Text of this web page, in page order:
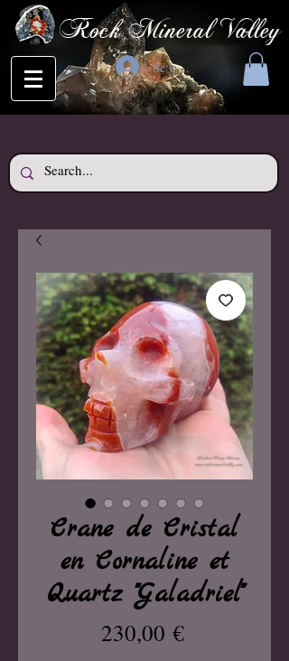
Rock Mineral Valley
Se connecter
Crane de Cristal
en Cornaline et
Quartz "Galadriel"
230,00 €Prix